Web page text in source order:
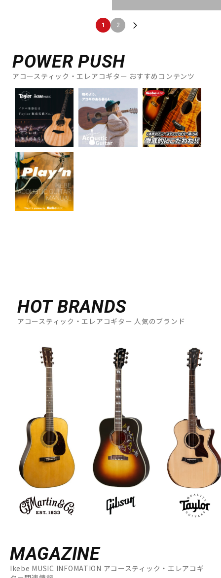
1 2
POWER PUSH
アコースティック・エレアコギター おすすめコンテンツ
HOT BRANDS
アコースティック・エレアコギター 人気のブランド
MAGAZINE
Ikebe MUSIC INFOMATION アコースティック・エレアコギ